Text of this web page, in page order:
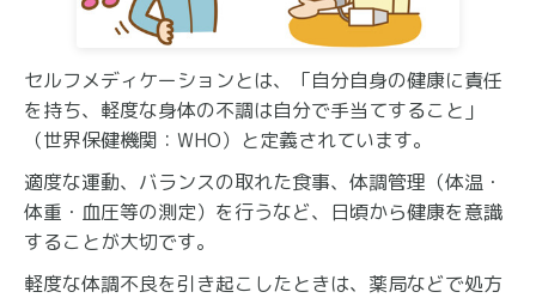
セルフメディケーションとは、「自分自身の健康に責任
を持ち、軽度な身体の不調は自分で手当てすること」
（世界保健機関：WHO）と定義されています。
適度な運動、バランスの取れた食事、体調管理（体温・
体重・血圧等の測定）を行うなど、日頃から健康を意識
することが大切です。
軽度な体調不良を引き起こしたときは、薬局などで処方